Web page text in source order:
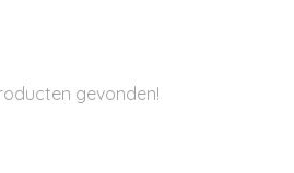
gevonden!